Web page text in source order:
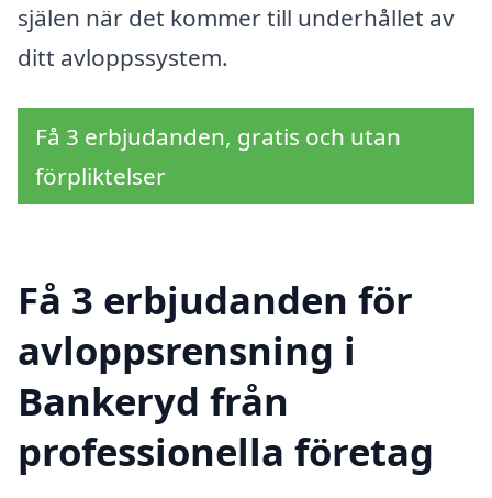
själen när det kommer till underhållet av
ditt avloppssystem.
Få 3 erbjudanden, gratis och utan
förpliktelser
Få 3 erbjudanden för
avloppsrensning i
Bankeryd från
professionella företag